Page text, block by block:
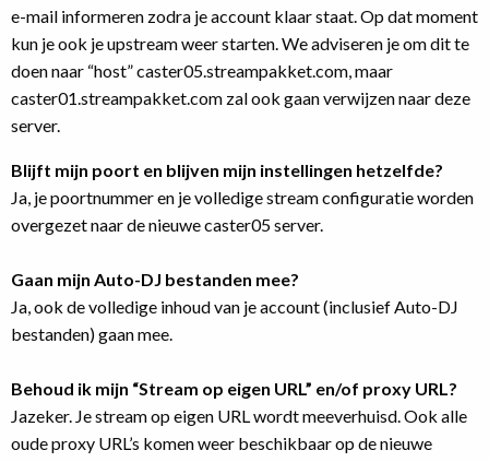
e-mail informeren zodra je account klaar staat. Op dat moment
kun je ook je upstream weer starten. We adviseren je om dit te
doen naar “host” caster05.streampakket.com, maar
caster01.streampakket.com zal ook gaan verwijzen naar deze
server.
Blijft mijn poort en blijven mijn instellingen hetzelfde?
Ja, je poortnummer en je volledige stream configuratie worden
overgezet naar de nieuwe caster05 server.
Gaan mijn Auto-DJ bestanden mee?
Ja, ook de volledige inhoud van je account (inclusief Auto-DJ
bestanden) gaan mee.
Behoud ik mijn “Stream op eigen URL” en/of proxy URL?
Jazeker. Je stream op eigen URL wordt meeverhuisd. Ook alle
oude proxy URL’s komen weer beschikbaar op de nieuwe